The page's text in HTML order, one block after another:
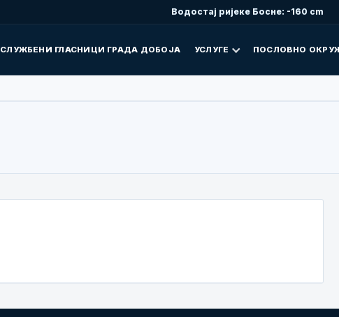
Водостај ријеке Босне: -160 cm
СЛУЖБЕНИ ГЛАСНИЦИ ГРАДА ДОБОЈА УСЛУГЕ ПОСЛОВНО